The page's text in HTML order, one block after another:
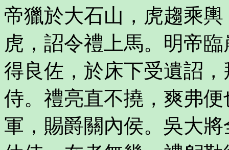
帝獵於大石山，虎趨乘
虎，詔令禮上馬。明帝
得良佐，於床下受遺詔
侍。禮亮直不撓，爽弗
軍，賜爵關內侯。吳大